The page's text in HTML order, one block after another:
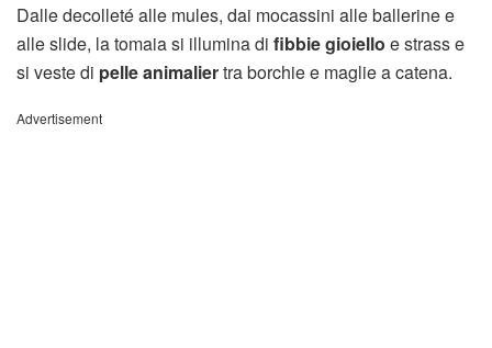
Dalle decolleté alle mules, dai mocassini alle ballerine e
alle slide, la tomaia si illumina di fibbie gioiello e strass e
si veste di pelle animaliertra borchie e maglie a catena.
Advertisement